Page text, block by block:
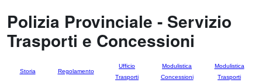
Polizia Provinciale - Servizio
Trasporti e Concessioni
Storia Regolamento
Ufficio
Trasporti
Modulistica
Concessioni
Modulistica
Trasporti